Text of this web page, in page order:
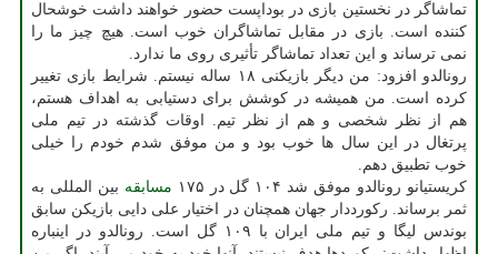
تماشاگر در نخستین بازی در بوداپست حضور خواهند داشت خوشحال
کننده است. بازی در مقابل تماشاگران خوب است. هیچ چیز ما را
نمی ترساند و این تعداد تماشاگر تأثیری روی ما ندارد.
رونالدو افزود: من دیگر بازیکنی ۱۸ ساله نیستم. شرایط بازی تغییر
کرده است. من همیشه در کوشش برای دستیابی به اهداف هستم،
هم از نظر شخصی و هم از نظر تیم. اوقات گذشته در تیم ملی
پرتغال در این سال ها خوب بود و من موفق شدم خودم را خیلی
خوب تطبیق دهم.
کریستیانو رونالدو موفق شد ۱۰۴ گل در ۱۷۵
مسابقه بین المللی به
ثمر برساند. رکورددار جهان همچنان در اختیار علی دایی بازیکن سابق
بوندس لیگا و تیم ملی ایران با ۱۰۹ گل است. رونالدو در اینباره